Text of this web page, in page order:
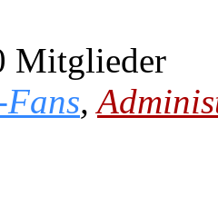
Mitglieder
,